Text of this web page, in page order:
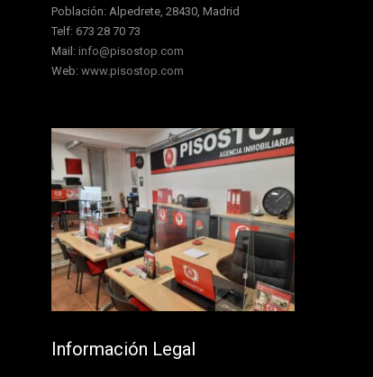
Población: Alpedrete, 28430, Madrid
Telf: 673 28 70 73
Mail: info@pisostop.com
Web: www.pisostop.com
Información Legal